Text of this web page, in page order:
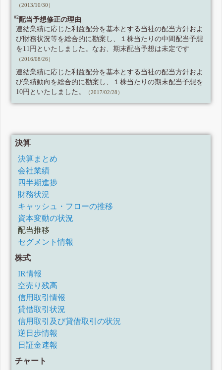
（2013/10/30）
#2配当予想修正の理由
連結業績に応じた利益配分を基本とする当社の配当方針およ
び財務状況等を総合的に勘案し、１株当たりの中間配当予想
を11円といたしました。なお、期末配当予想は未定です
（2016/08/26）
連結業績に応じた利益配分を基本とする当社の配当方針およ
び業績動向を総合的に勘案し、１株当たりの期末配当予想を
10円といたしました。
（2017/02/28）
決算
決算まとめ
会社業績
四半期進捗
財務状況
キャッシュ・フローの推移
資本変動の状況
配当推移
セグメント情報
株式
IR情報
空売り残高
信用取引情報
貸借取引状況
信用取引及び貸借取引の状況
逆日歩情報
日証金速報
チャート